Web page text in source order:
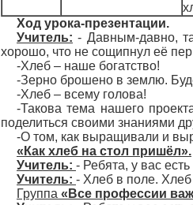
Ход урока-презентации.
Учитель: - Давным-давно,
хорошо, что не сощипнул её
-Хлеб – наше богатство!
-Зерно брошено в землю.
-Хлеб – всему голова!
-Такова тема нашего
поделиться своими знаниями
-О том, как выращивали и
«Как хлеб на стол пришёл».
Учитель: - Ребята, у вас
Учитель: - Хлеб в поле. Хлеб
Группа «Все профессии